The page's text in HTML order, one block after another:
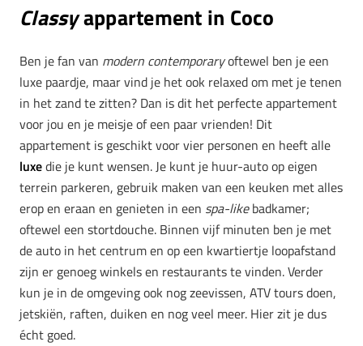
Classyappartement in Coco
Ben je fan van modern contemporaryoftewel ben je een
luxe paardje, maar vind je het ook relaxed om met je tenen
in het zand te zitten? Dan is dit het perfecte appartement
voor jou en je meisje of een paar vrienden! Dit
appartement is geschikt voor vier personen en heeft alle
luxedie je kunt wensen. Je kunt je huur-auto op eigen
terrein parkeren, gebruik maken van een keuken met alles
erop en eraan en genieten in een spa-likebadkamer;
oftewel een stortdouche. Binnen vijf minuten ben je met
de auto in het centrum en op een kwartiertje loopafstand
zijn er genoeg winkels en restaurants te vinden. Verder
kun je in de omgeving ook nog zeevissen, ATV tours doen,
jetskiën, raften, duiken en nog veel meer. Hier zit je dus
écht goed.